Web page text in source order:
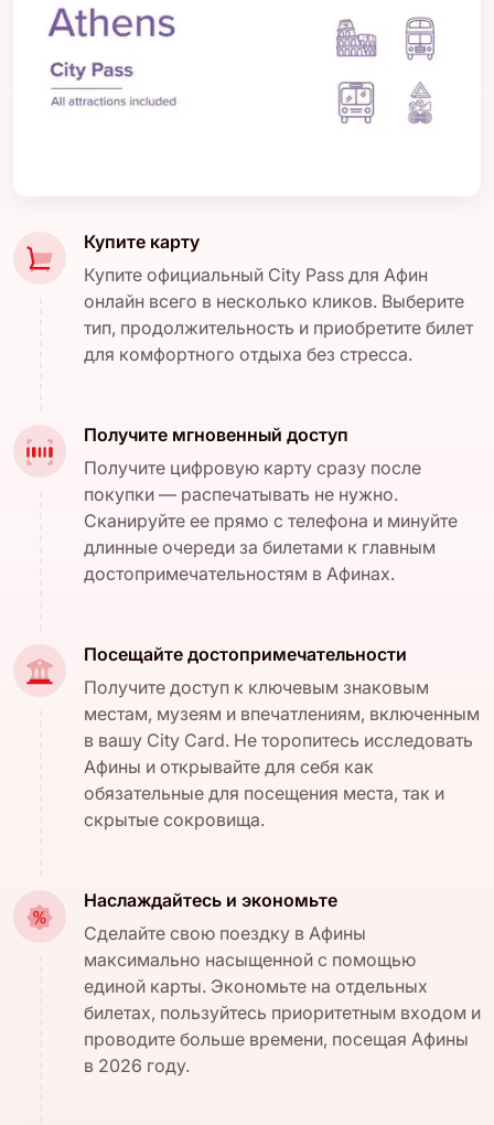
Купите карту
Купите официальный City Pass для Афин
онлайн всего в несколько кликов. Выберите
тип, продолжительность и приобретите билет
для комфортного отдыха без стресса.
Получите мгновенный доступ
Получите цифровую карту сразу после
покупки — распечатывать не нужно.
Сканируйте ее прямо с телефона и минуйте
длинные очереди за билетами к главным
достопримечательностям в Афинах.
Посещайте достопримечательности
Получите доступ к ключевым знаковым
местам, музеям и впечатлениям, включенным
в вашу City Card. Не торопитесь исследовать
Афины и открывайте для себя как
обязательные для посещения места, так и
скрытые сокровища.
Наслаждайтесь и экономьте
Сделайте свою поездку в Афины
максимально насыщенной с помощью
единой карты. Экономьте на отдельных
билетах, пользуйтесь приоритетным входом и
проводите больше времени, посещая Афины
в 2026 году.